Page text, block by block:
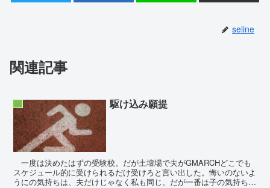
seline
関連記事
娘 駆け込み願提
一度は決めたはずの受験校。だが土壇場で夫がGMARCHどこでも
スケジュール的に受けられるだけ受けろと言い出した。悔いのないよ
うにの気持ちは、夫だけじゃなく私も同じ。だが一番は子の気持ちを